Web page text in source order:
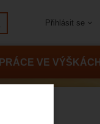
PRÁCE VE VÝŠKÁCH
Přihlásit se